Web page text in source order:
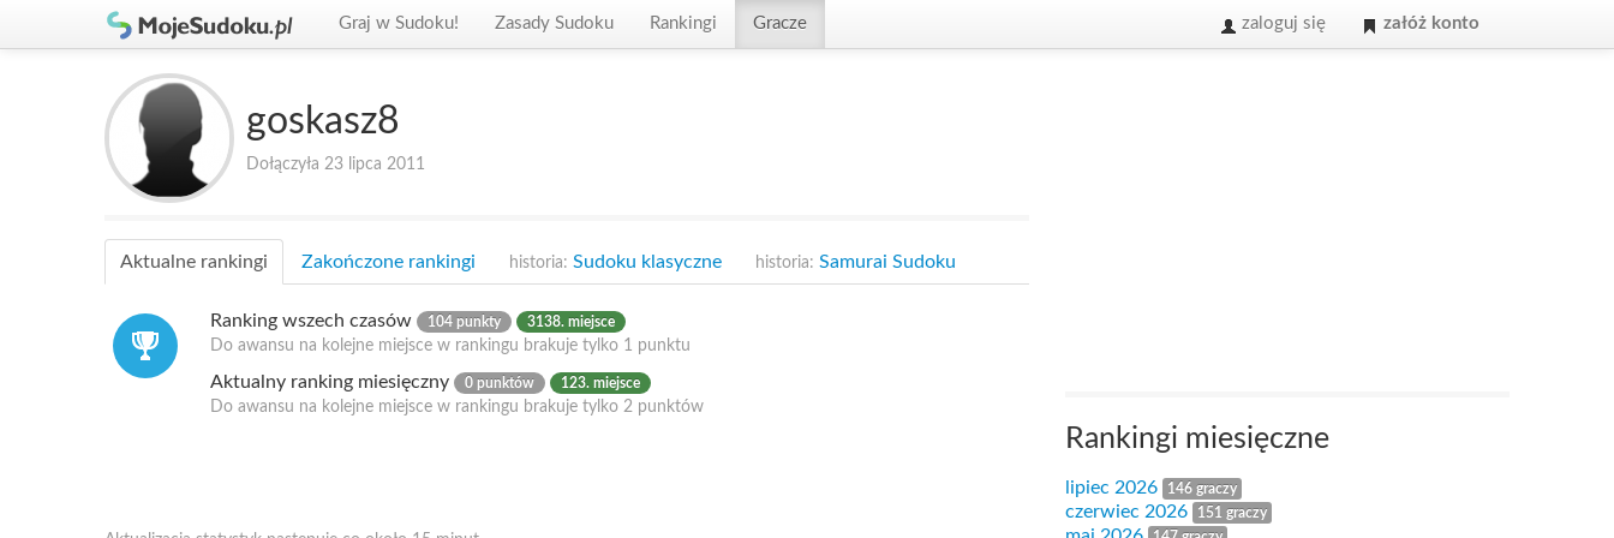
Graj w Sudoku! Zasady Sudoku Rankingi Gracze zaloguj się załóż konto
goskasz8
Dołączyła 23 lipca 2011
Aktualne rankingi Zakończone rankingi historia: Sudoku klasyczne historia: Samurai Sudoku
Ranking wszech czasów 104 punkty 3138. miejsce
Do awansu na kolejne miejsce w rankingu brakuje tylko 1 punktu
Aktualny ranking miesięczny 0 punktów 123. miejsce
Do awansu na kolejne miejsce w rankingu brakuje tylko 2 punktów
Rankingi miesięczne
lipiec 2026 146 graczy
czerwiec 2026 151 graczy